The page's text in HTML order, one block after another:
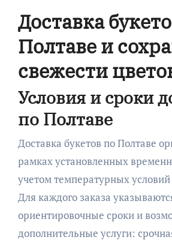
Доставка
Полтаве и
свежести
Условия и сроки
по Полтаве
Доставка букетов по Полтаве
рамках установленных
учетом температурных условий
Для каждого заказа
ориентировочные сроки и
дополнительные услуги: